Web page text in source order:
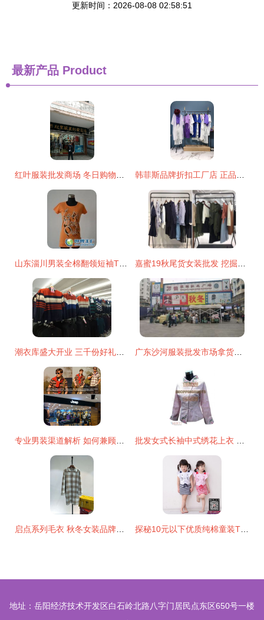
更新时间：2026-08-08 02:58:51
最新产品 Product
地址：岳阳经济技术开发区白石岭北路八字门居民点东区650号一楼